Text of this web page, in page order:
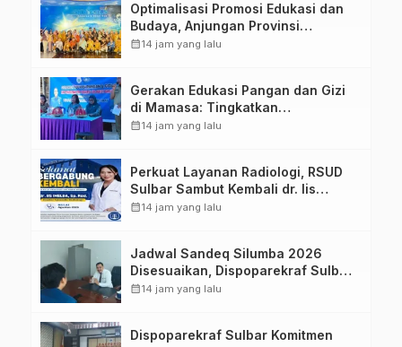
Optimalisasi Promosi Edukasi dan
Budaya, Anjungan Provinsi
Sulawesi Barat Perkuat Kolaborasi
calendar_month14 jam yang lalu
Gerakan Edukasi Pangan dan Gizi
di Mamasa: Tingkatkan
Pengetahuan dan Keterampilan
calendar_month14 jam yang lalu
Perkuat Layanan Radiologi, RSUD
Sulbar Sambut Kembali dr. Iis
Imelda, Sp.Rad
calendar_month14 jam yang lalu
Jadwal Sandeq Silumba 2026
Disesuaikan, Dispoparekraf Sulbar
Pastikan Persiapan Tetap
calendar_month14 jam yang lalu
Dispoparekraf Sulbar Komitmen